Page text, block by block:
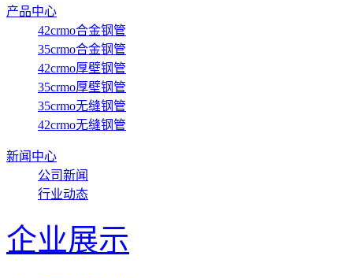
产品中心
42crmo合金钢管
35crmo合金钢管
42crmo厚壁钢管
35crmo厚壁钢管
35crmo无缝钢管
42crmo无缝钢管
新闻中心
公司新闻
行业动态
企业展示